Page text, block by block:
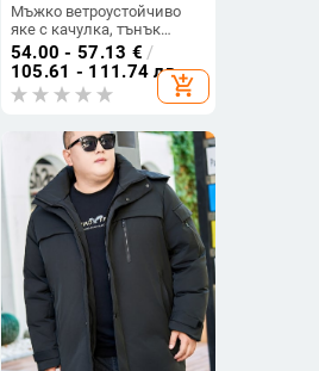
Мъжко ветроустойчиво
яке с качулка, тънък
силует, закопчаване цип,
яка с висока стойка
54.00 - 57.13 € /
105.61 - 111.74 лв
add_shopping_cart